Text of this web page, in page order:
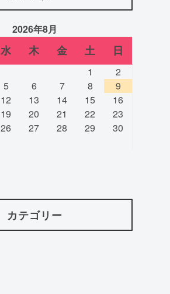
2026年8月
水 木 金 土 日
1
2
5 6 7 8
9
12 13 14 15
16
19 20 21 22
23
26 27 28 29
30
カテゴリー